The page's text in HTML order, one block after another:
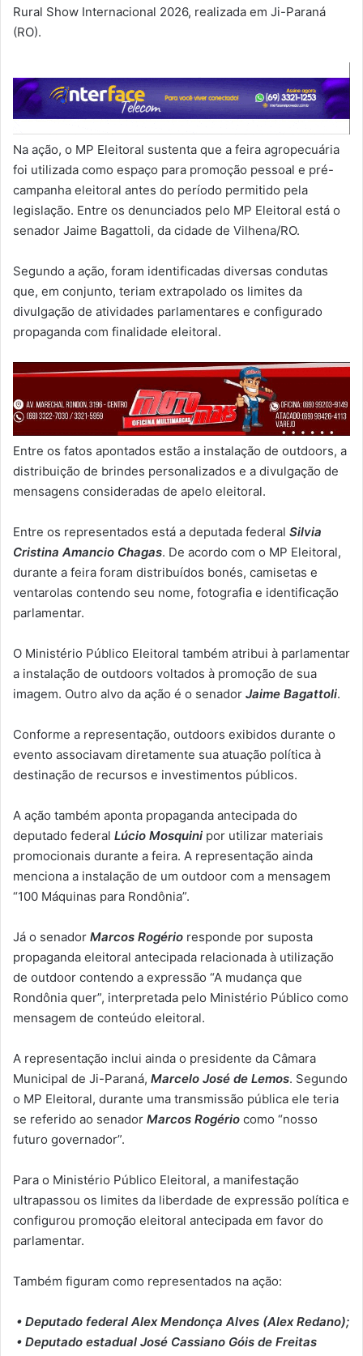
Rural Show Internacional 2026, realizada em Ji-Paraná
(RO).
Na ação, o MP Eleitoral sustenta que a feira agropecuária
foi utilizada como espaço para promoção pessoal e pré-
campanha eleitoral antes do período permitido pela
legislação. Entre os denunciados pelo MP Eleitoral está o
senador Jaime Bagattoli, da cidade de Vilhena/RO.
Segundo a ação, foram identificadas diversas condutas
que, em conjunto, teriam extrapolado os limites da
divulgação de atividades parlamentares e configurado
propaganda com finalidade eleitoral.
Entre os fatos apontados estão a instalação de outdoors, a
distribuição de brindes personalizados e a divulgação de
mensagens consideradas de apelo eleitoral.
Entre os representados está a deputada federal Silvia
Cristina Amancio Chagas. De acordo com o MP Eleitoral,
durante a feira foram distribuídos bonés, camisetas e
ventarolas contendo seu nome, fotografia e identificação
parlamentar.
O Ministério Público Eleitoral também atribui à parlamentar
a instalação de outdoors voltados à promoção de sua
imagem. Outro alvo da ação é o senador Jaime Bagattoli.
Conforme a representação, outdoors exibidos durante o
evento associavam diretamente sua atuação política à
destinação de recursos e investimentos públicos.
A ação também aponta propaganda antecipada do
deputado federal Lúcio Mosquini por utilizar materiais
promocionais durante a feira. A representação ainda
menciona a instalação de um outdoor com a mensagem
“100 Máquinas para Rondônia”.
Já o senador Marcos Rogério responde por suposta
propaganda eleitoral antecipada relacionada à utilização
de outdoor contendo a expressão “A mudança que
Rondônia quer”, interpretada pelo Ministério Público como
mensagem de conteúdo eleitoral.
A representação inclui ainda o presidente da Câmara
Municipal de Ji-Paraná, Marcelo José de Lemos. Segundo
o MP Eleitoral, durante uma transmissão pública ele teria
se referido ao senador Marcos Rogério como “nosso
futuro governador”.
Para o Ministério Público Eleitoral, a manifestação
ultrapassou os limites da liberdade de expressão política e
configurou promoção eleitoral antecipada em favor do
parlamentar.
Também figuram como representados na ação:
• Deputado federal Alex Mendonça Alves (Alex Redano);
• Deputado estadual José Cassiano Góis de Freitas